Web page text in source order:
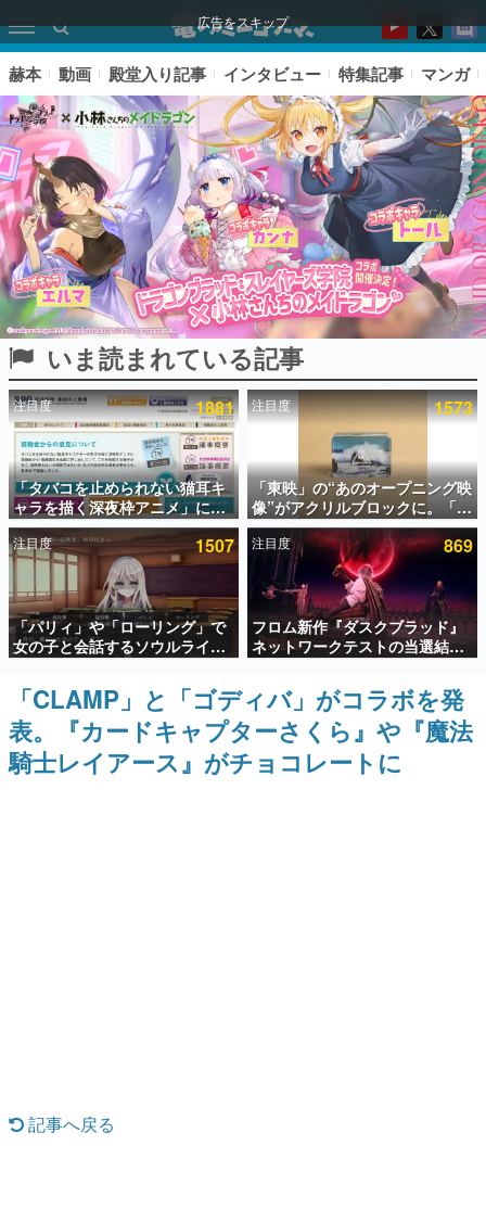
広告をスキップ
ピックアップ
電ファミのいま読まれている記事ランキング
アプリセール情報
インタビュー
連載・特集一覧
殿堂入り記事
SNS拡散数が数千以上！ ページビュー数万以上！ などな
ど。多くの人々に読まれた、電ファミ渾身の“殿堂入り”記
事をまとめました。
ゲームの企画書
名作ゲームクリエイターの方々に製作時のエピソードをお
聞きし、ヒットする企画（ゲーム）とは何か？を探ってい
きます。
赫本 動画 殿堂入り記事 インタビュー 特集記事 マンガ
いま読まれている記事
注目度 1881
「タバコを止められない猫耳キ
ャラを描く深夜枠アニメ」に視
聴者の一部から批判意見。違法
薬物の使用と思しき描写も含め
て、BPOが議論を交わす
注目度 1573
「東映」の“あのオープニング映
像”がアクリルブロックに。「東
映ヒストリカル グッズコレクシ
ョン」が8月下旬より発売
注目度 1507
「パリィ」や「ローリング」で
女の子と会話するソウルライク
恋愛ゲーム『小早川さんはソウ
ルライク』無料公開。返事に失
敗すると「YOU DIED」
注目度 869
フロム新作『ダスクブラッド』
ネットワークテストの当選結果
が8月7日22時に発表。応募サイ
トのマイページから確認可能、
テスト実施は8月21日～24日
「CLAMP」と「ゴディバ」がコラボを発
表。『カードキャプターさくら』や『魔法
騎士レイアース』がチョコレートに
記事へ戻る